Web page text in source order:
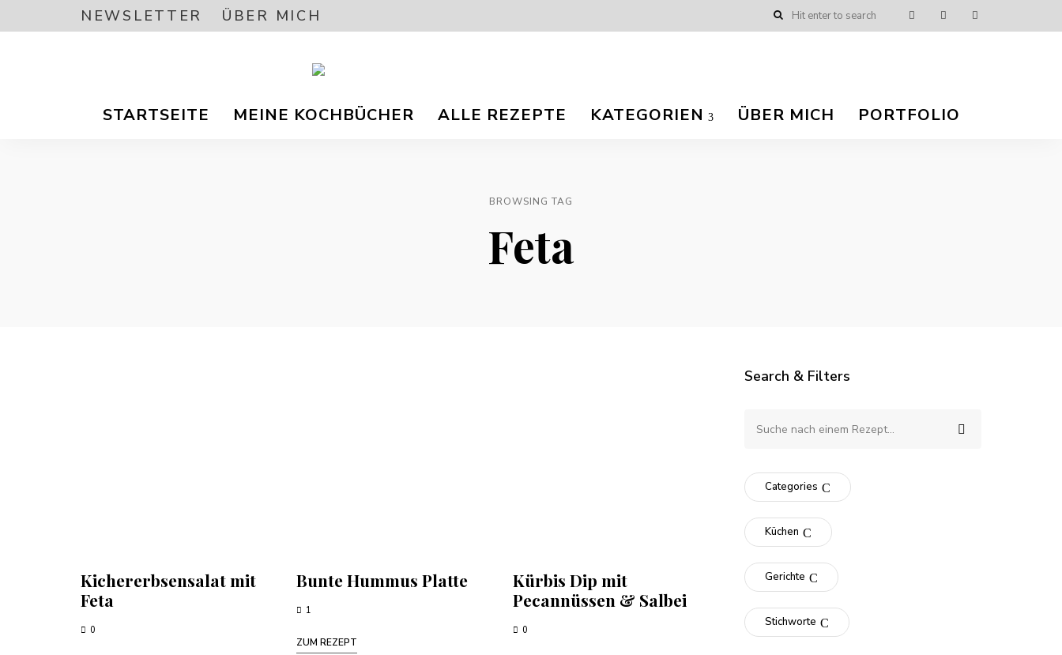
NEWSLETTER ÜBER MICH
Anna
/
Veganer
STARTSEITE MEINE KOCHBÜCHER ALLE REZEPTE KATEGORIEN ÜBER MICH PORTFOLIO
BROWSING TAG
Feta
Search & Filters
Categories
Küchen
Gerichte
Stichworte
Kichererbsensalat mit
Feta
0
Bunte Hummus Platte
1
ZUM REZEPT
Kürbis Dip mit
Pecannüssen & Salbei
0